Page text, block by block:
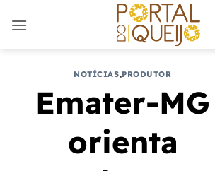
NOTÍCIAS,PRODUTOR
Emater-MG
orienta